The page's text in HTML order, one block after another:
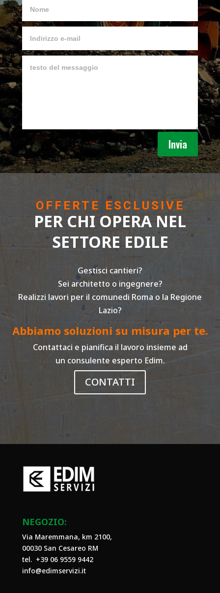
Invia
OFFERTE ESCLUSIVE
PER CHI OPERA NEL
SETTORE EDILE
Gestisci cantieri?
Sei architetto o ingegnere?
Realizzi lavori per il comunedi Roma o la Regione
Lazio?
Abbiamo soluzioni su misura per te.
Contattaci e pianifica il lavoro insieme ad
un consulente esperto Edim.
CONTATTI
NEGOZIO:
Via Maremmana, km 2100,
00030 San Cesareo RM
tel. +39 06 9559 9442
info@edimservizi.it